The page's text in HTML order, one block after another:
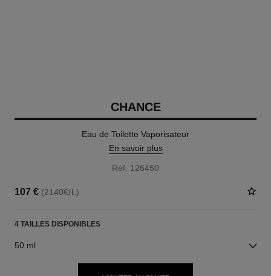
CHANCE
Eau de Toilette Vaporisateur
En savoir plus
Réf. 126450
107 € (2140€/L)
4 TAILLES DISPONIBLES
50 ml